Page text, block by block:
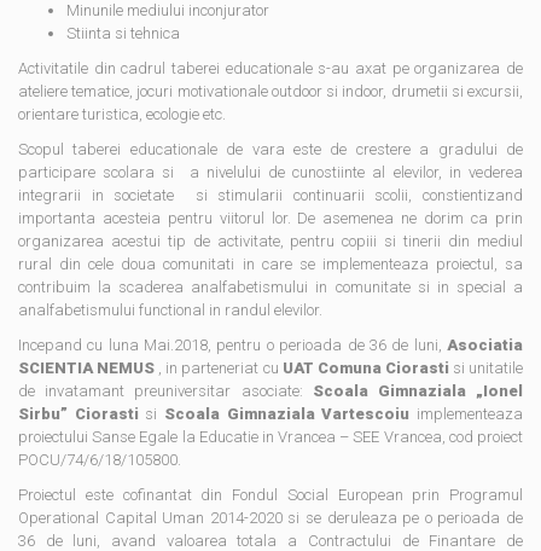
Minunile mediului inconjurator
Stiinta si tehnica
Activitatile din cadrul taberei educationale s-au axat pe organizarea de
ateliere tematice, jocuri motivationale outdoor si indoor, drumetii si excursii,
orientare turistica, ecologie etc.
Scopul taberei educationale de vara este de crestere a gradului de
participare scolara si a nivelului de cunostiinte al elevilor, in vederea
integrarii in societate si stimularii continuarii scolii, constientizand
importanta acesteia pentru viitorul lor. De asemenea ne dorim ca prin
organizarea acestui tip de activitate, pentru copiii si tinerii din mediul
rural din cele doua comunitati in care se implementeaza proiectul, sa
contribuim la scaderea analfabetismului in comunitate si in special a
analfabetismului functional in randul elevilor.
Incepand cu luna Mai.2018, pentru o perioada de 36 de luni, Asociatia
SCIENTIA NEMUS , in parteneriat cu UAT Comuna Ciorasti si unitatile
de invatamant preuniversitar asociate: Scoala Gimnaziala „Ionel
Sirbu” Ciorasti si Scoala Gimnaziala Vartescoiu implementeaza
proiectului Sanse Egale la Educatie in Vrancea – SEE Vrancea, cod proiect
POCU/74/6/18/105800.
Proiectul este cofinantat din Fondul Social European prin Programul
Operational Capital Uman 2014-2020 si se deruleaza pe o perioada de
36 de luni, avand valoarea totala a Contractului de Finantare de